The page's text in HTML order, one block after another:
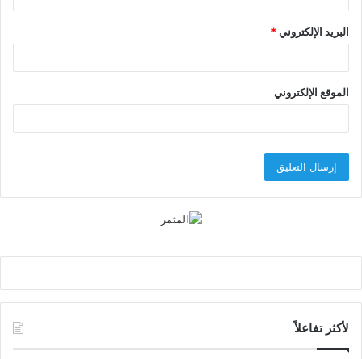
البريد الإلكتروني*
الموقع الإلكتروني
لأكثر تفاعلاً